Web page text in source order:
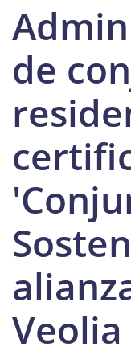
de
Veolia